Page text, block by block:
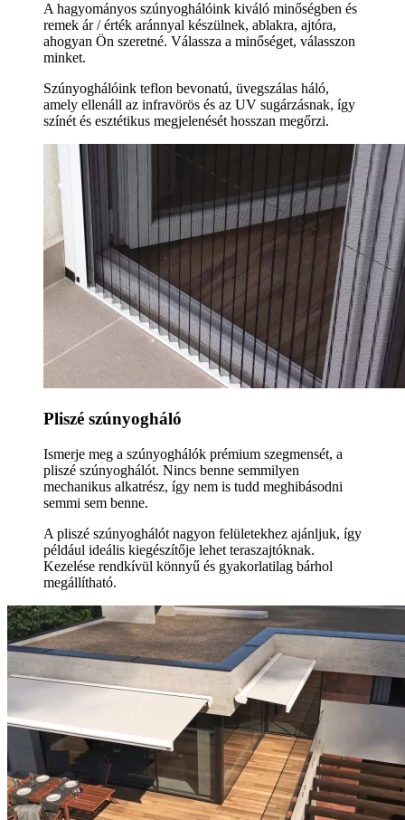
A hagyományos szúnyoghálóink kiváló minőségben és
remek ár / érték aránnyal készülnek, ablakra, ajtóra,
ahogyan Ön szeretné. Válassza a minőséget, válasszon
minket.
Szúnyoghálóink teflon bevonatú, üvegszálas háló,
amely ellenáll az infravörös és az UV sugárzásnak, így
színét és esztétikus megjelenését hosszan megőrzi.
Pliszé szúnyogháló
Ismerje meg a szúnyoghálók prémium szegmensét, a
pliszé szúnyoghálót. Nincs benne semmilyen
mechanikus alkatrész, így nem is tudd meghibásodni
semmi sem benne.
A pliszé szúnyoghálót nagyon felületekhez ajánljuk, így
például ideális kiegészítője lehet teraszajtóknak.
Kezelése rendkívül könnyű és gyakorlatilag bárhol
megállítható.